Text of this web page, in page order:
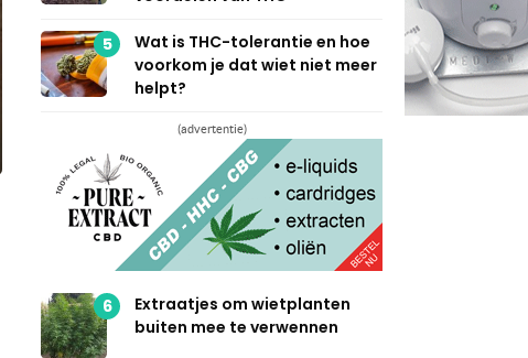
5
Wat is THC-tolerantie en hoe
voorkom je dat wiet niet meer
helpt?
(advertentie)
6
Extraatjes om wietplanten
buiten mee te verwennen